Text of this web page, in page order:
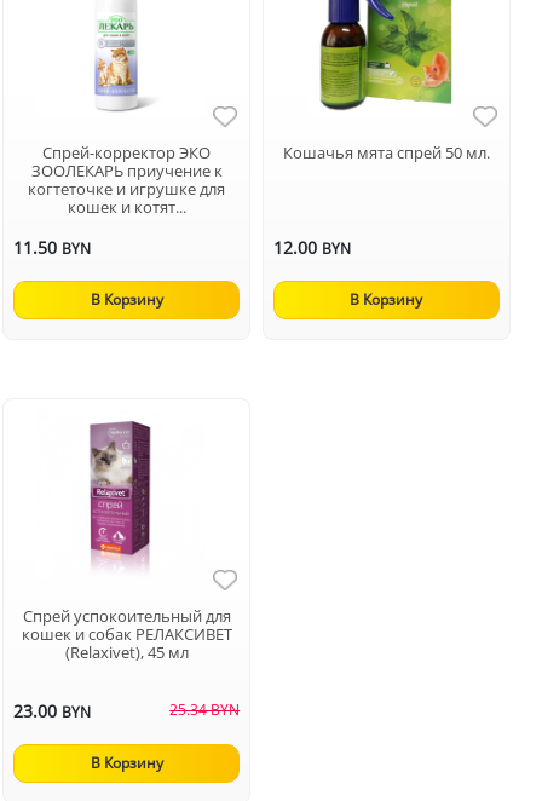
Спрей-корректор ЭКО
ЗООЛЕКАРЬ приучение к
когтеточке и игрушке для
кошек и котят...
11.50 BYN
В Корзину
Кошачья мята спрей 50 мл.
12.00 BYN
В Корзину
Спрей успокоительный для
кошек и собак РЕЛАКСИВЕТ
(Relaxivet), 45 мл
23.00 BYN 25.34 BYN
В Корзину